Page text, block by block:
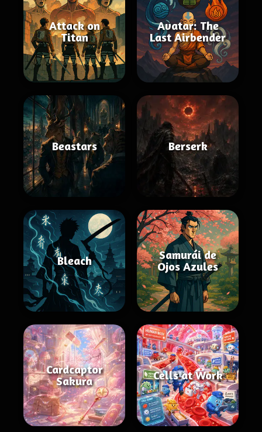
Attack on
Titan
Avatar: The
Last Airbender
Beastars Berserk
Bleach
Samurái de
Ojos Azules
Cardcaptor
Sakura
Cells at Work